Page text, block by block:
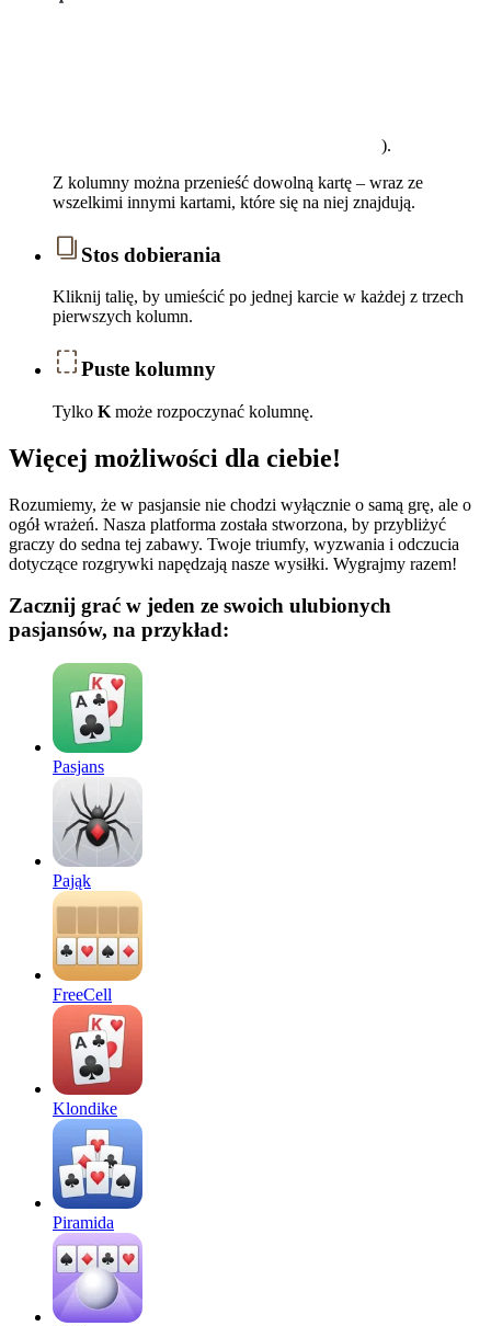
).
Z kolumny można przenieść dowolną kartę – wraz ze
wszelkimi innymi kartami, które się na niej znajdują.
Stos dobierania
Kliknij talię, by umieścić po jednej karcie w każdej z trzech
pierwszych kolumn.
Puste kolumny
Tylko K może rozpoczynać kolumnę.
Więcej możliwości dla ciebie!
Rozumiemy, że w pasjansie nie chodzi wyłącznie o samą grę, ale o
ogół wrażeń. Nasza platforma została stworzona, by przybliżyć
graczy do sedna tej zabawy. Twoje triumfy, wyzwania i odczucia
dotyczące rozgrywki napędzają nasze wysiłki. Wygrajmy razem!
Zacznij grać w jeden ze swoich ulubionych
pasjansów, na przykład:
Pasjans
Pająk
FreeCell
Klondike
Piramida